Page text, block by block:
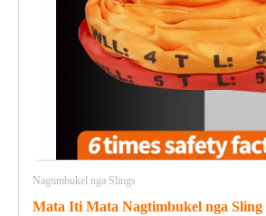
Nagtimbukel nga Slings
Mata Iti Mata Nagtimbukel nga Sling